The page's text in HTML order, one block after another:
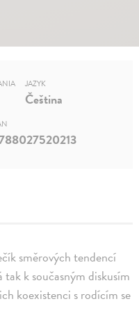
směrových tendencí
k současným diskusím
koexistenci s rodícím se
JAZYK
Čeština